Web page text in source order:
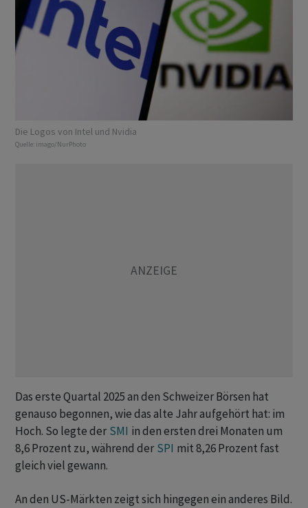
Die Logos von Intel und Nvidia
Quelle: imago/NurPhoto
Das erste Quartal 2025 an den Schweizer Börsen hat
genauso begonnen, wie das alte Jahr aufgehört hat: im
Hoch. So legte der SMI in den ersten drei Monaten um
8,6 Prozent zu, während der SPI mit 8,26 Prozent fast
gleich viel gewann.
An den US-Märkten zeigt sich hingegen ein anderes Bild.